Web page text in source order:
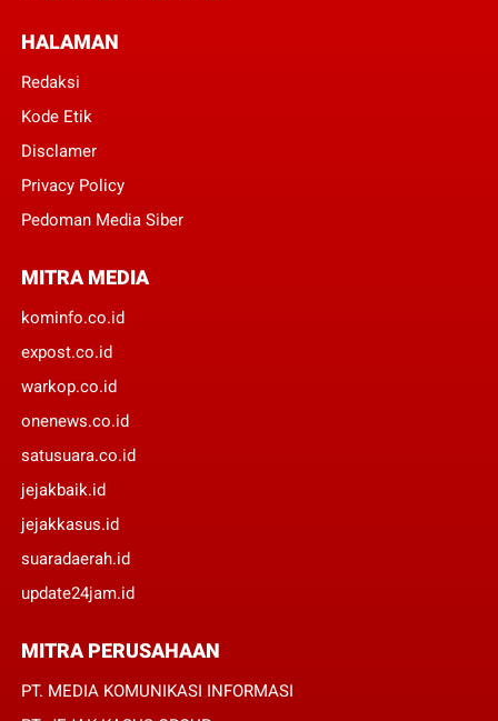
HALAMAN
Redaksi
Kode Etik
Disclamer
Privacy Policy
Pedoman Media Siber
MITRA MEDIA
kominfo.co.id
expost.co.id
warkop.co.id
onenews.co.id
satusuara.co.id
jejakbaik.id
jejakkasus.id
suaradaerah.id
update24jam.id
MITRA PERUSAHAAN
PT. MEDIA KOMUNIKASI INFORMASI